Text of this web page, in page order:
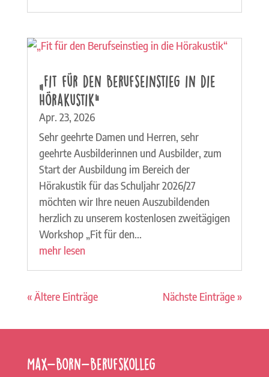
„Fit für den Berufseinstieg in die
Hörakustik“
Apr. 23, 2026
Sehr geehrte Damen und Herren, sehr
geehrte Ausbilderinnen und Ausbilder, zum
Start der Ausbildung im Bereich der
Hörakustik für das Schuljahr 2026/27
möchten wir Ihre neuen Auszubildenden
herzlich zu unserem kostenlosen zweitägigen
Workshop „Fit für den...
mehr lesen
« Ältere Einträge Nächste Einträge »
Max-Born-Berufskolleg